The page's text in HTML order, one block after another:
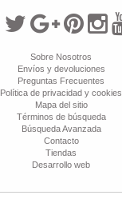
Sobre Nosotros
Envíos y devoluciones
Preguntas Frecuentes
Política de privacidad y cookies
Mapa del sitio
Términos de búsqueda
Búsqueda Avanzada
Contacto
Tiendas
Desarrollo web